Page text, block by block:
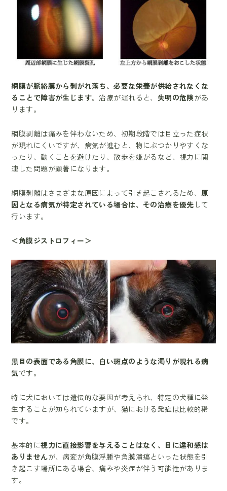
網膜が脈絡膜から剥がれ落ち、必要な栄養が供給されなくな
ることで障害が生じます。治療が遅れると、 失明の危険があ
ります。
網膜剥離は痛みを伴わないため、初期段階では目立った症状
が現れにくいですが、病気が進むと、物にぶつかりやすくな
ったり、動くことを避けたり、散歩を嫌がるなど、視力に関
連した問題が顕著になります。
網膜剥離はさまざまな原因によって引き起こされるため、原
因となる病気が特定されている場合は、その治療を優先 して
行います。
＜角膜ジストロフィー＞
黒目の表面である角膜に、白い斑点のような濁りが現れる病
気です。
特に犬においては遺伝的な要因が考えられ、特定の犬種に発
生することが知られていますが、猫における発症は比較的稀
です。
基本的に視力に直接影響を与えることはなく、目に違和感は
ありませんが、病変が角膜浮腫や角膜潰瘍といった状態を引
き起こす場所にある場合、痛みや炎症が伴う可能性がありま
す。